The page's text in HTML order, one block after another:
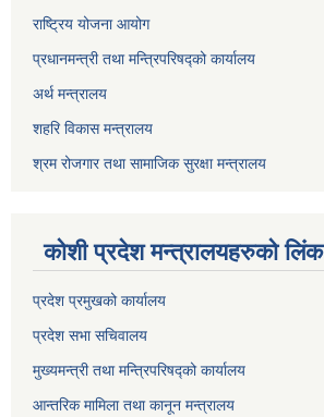
राष्ट्रिय योजना आयोग
प्रधानमन्त्री तथा मन्त्रिपरिषद्को कार्यालय
अर्थ मन्त्रालय
शहरि विकास मन्त्रालय
श्रम रोजगार तथा सामाजिक सुरक्षा मन्त्रालय
कोशी प्रदेश मन्त्रालयहरुको लिंक
प्रदेश प्रमुखको कार्यालय
प्रदेश सभा सचिवालय
मुख्यमन्त्री तथा मन्त्रिपरिषद्को कार्यालय
आन्तरिक मामिला तथा कानून मन्त्रालय